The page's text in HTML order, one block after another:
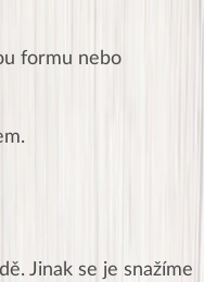
formu nebo
Jinak se je snažíme